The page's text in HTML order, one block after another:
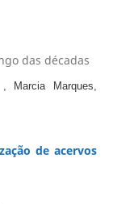
das décadas
Marcia Marques,
de acervos